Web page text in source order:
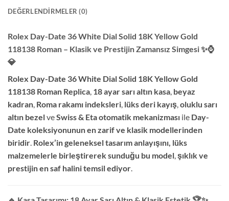
DEĞERLENDIRMELER (0)
Rolex Day-Date 36 White Dial Solid 18K Yellow Gold
118138 Roman – Klasik ve Prestijin Zamansız Simgesi✨⌚
💎
Rolex Day-Date 36 White Dial Solid 18K Yellow Gold
118138 Roman Replica, 18 ayar sarı altın kasa, beyaz
kadran, Roma rakamı indeksleri, lüks deri kayış,oluklu sarı
altın bezelveSwiss & Eta otomatik mekanizması ile Day-
Date koleksiyonunun en zarif ve klasik modellerinden
biridir. Rolex’in geleneksel tasarım anlayışını, lüks
malzemelerle birleştirerek sunduğu bu model,şıklık ve
prestijin en saf halini temsil ediyor.